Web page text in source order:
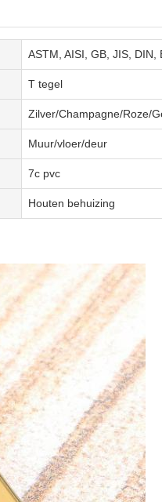
ASTM, AISI, GB, JIS, DIN,
T tegel
Zilver/Champagne/Roze/
Muur/vloer/deur
7c pvc
Houten behuizing